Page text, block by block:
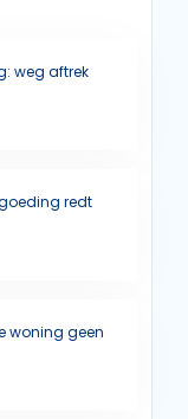
weg aftrek
redt
woning geen